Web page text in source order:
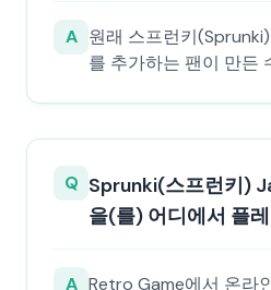
A 원래 스프런키
를 추가하는 팬이 만든
Q Sprunki(스프런키)
을(를) 어디에서 플
A Retro Game에서 온라